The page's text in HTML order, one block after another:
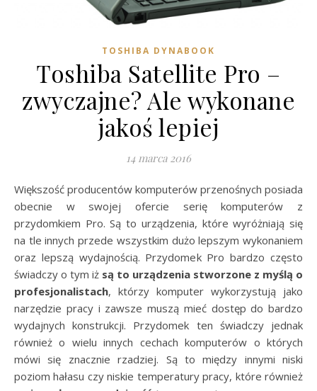
TOSHIBA DYNABOOK
Toshiba Satellite Pro –
zwyczajne? Ale wykonane
jakoś lepiej
14 marca 2016
Większość producentów komputerów przenośnych posiada
obecnie w swojej ofercie serię komputerów z
przydomkiem Pro. Są to urządzenia, które wyróżniają się
na tle innych przede wszystkim dużo lepszym wykonaniem
oraz lepszą wydajnością. Przydomek Pro bardzo często
świadczy o tym iż są to urządzenia stworzone z myślą o
profesjonalistach, którzy komputer wykorzystują jako
narzędzie pracy i zawsze muszą mieć dostęp do bardzo
wydajnych konstrukcji. Przydomek ten świadczy jednak
również o wielu innych cechach komputerów o których
mówi się znacznie rzadziej. Są to między innymi niski
poziom hałasu czy niskie temperatury pracy, które również